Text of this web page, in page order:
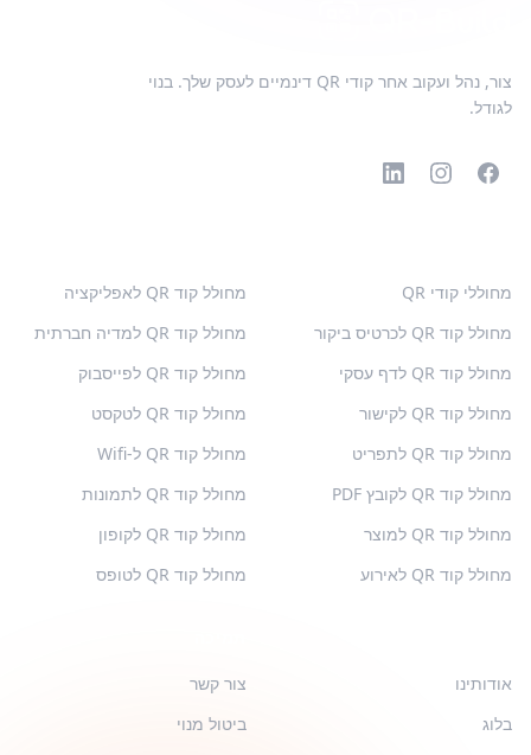
צור, נהל ועקוב אחר קודי QR דינמיים לעסק שלך. בנוי
לגודל.
מחוללי קודי QR
מחולל קוד QR לכרטיס ביקור
מחולל קוד QR לדף עסקי
מחולל קוד QR לקישור
מחולל קוד QR לתפריט
מחולל קוד QR לקובץ PDF
מחולל קוד QR למוצר
מחולל קוד QR לאירוע
מחולל קוד QR לאפליקציה
מחולל קוד QR למדיה חברתית
מחולל קוד QR לפייסבוק
מחולל קוד QR לטקסט
מחולל קוד QR ל-Wifi
מחולל קוד QR לתמונות
מחולל קוד QR לקופון
מחולל קוד QR לטופס
אודותינו
בלוג
צור קשר
ביטול מנוי